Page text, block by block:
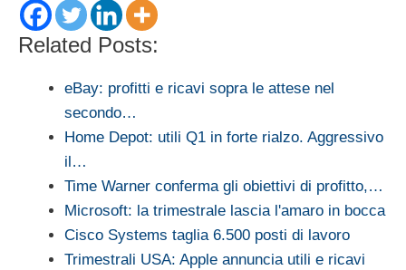
Related Posts:
eBay: profitti e ricavi sopra le attese nel
secondo…
Home Depot: utili Q1 in forte rialzo. Aggressivo
il…
Time Warner conferma gli obiettivi di profitto,…
Microsoft: la trimestrale lascia l'amaro in bocca
Cisco Systems taglia 6.500 posti di lavoro
Trimestrali USA: Apple annuncia utili e ricavi